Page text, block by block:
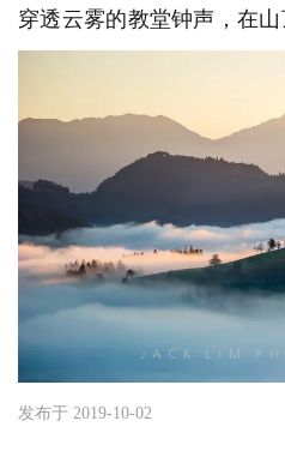
穿透云雾的教堂钟声，在
发布于 2019-10-02